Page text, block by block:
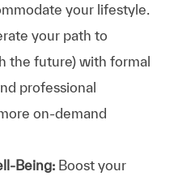
your lifestyle.
your path to
the future) with formal
professional
on-demand
Being:Boost your